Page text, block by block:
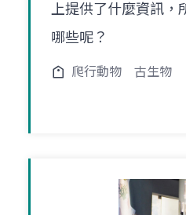
上提供了什麼資訊
哪些呢？
爬行動物 古生物